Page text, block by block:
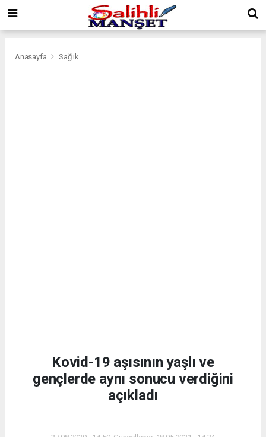
Anasayfa Sağlık
Kovid-19 aşısının yaşlı ve
gençlerde aynı sonucu verdiğini
açıkladı